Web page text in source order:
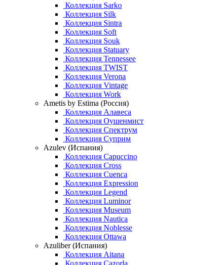
Коллекция Sarko
Коллекция Silk
Коллекция Sintra
Коллекция Soft
Коллекция Souk
Коллекция Statuary
Коллекция Tennessee
Коллекция TWIST
Коллекция Verona
Коллекция Vintage
Коллекция Work
Ametis by Estima (Россия)
Коллекция Алавеса
Коллекция Оушенмист
Коллекция Спектрум
Коллекция Суприм
Azulev (Испания)
Коллекция Capuccino
Коллекция Cross
Коллекция Cuenca
Коллекция Expression
Коллекция Legend
Коллекция Luminor
Коллекция Museum
Коллекция Nautica
Коллекция Noblesse
Коллекция Ottawa
Azuliber (Испания)
Коллекция Aitana
Коллекция Cazorla